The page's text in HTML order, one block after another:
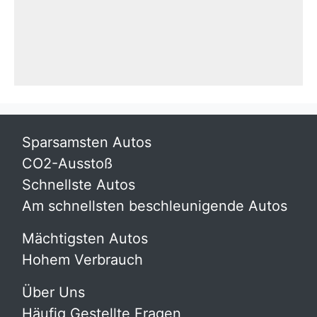
Sparsamsten Autos
CO2-Ausstoß
Schnellste Autos
Am schnellsten beschleunigende Autos
Mächtigsten Autos
Hohem Verbrauch
Über Uns
Häufig Gestellte Fragen